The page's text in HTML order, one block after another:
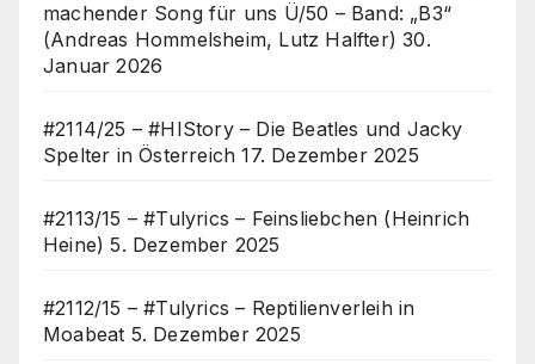
machender Song für uns Ü/50 – Band: „B3“
(Andreas Hommelsheim, Lutz Halfter) 30.
Januar 2026
#2114/25 – #HIStory – Die Beatles und Jacky
Spelter in Österreich 17. Dezember 2025
#2113/15 – #Tulyrics – Feinsliebchen (Heinrich
Heine) 5. Dezember 2025
#2112/15 – #Tulyrics – Reptilienverleih in
Moabeat 5. Dezember 2025